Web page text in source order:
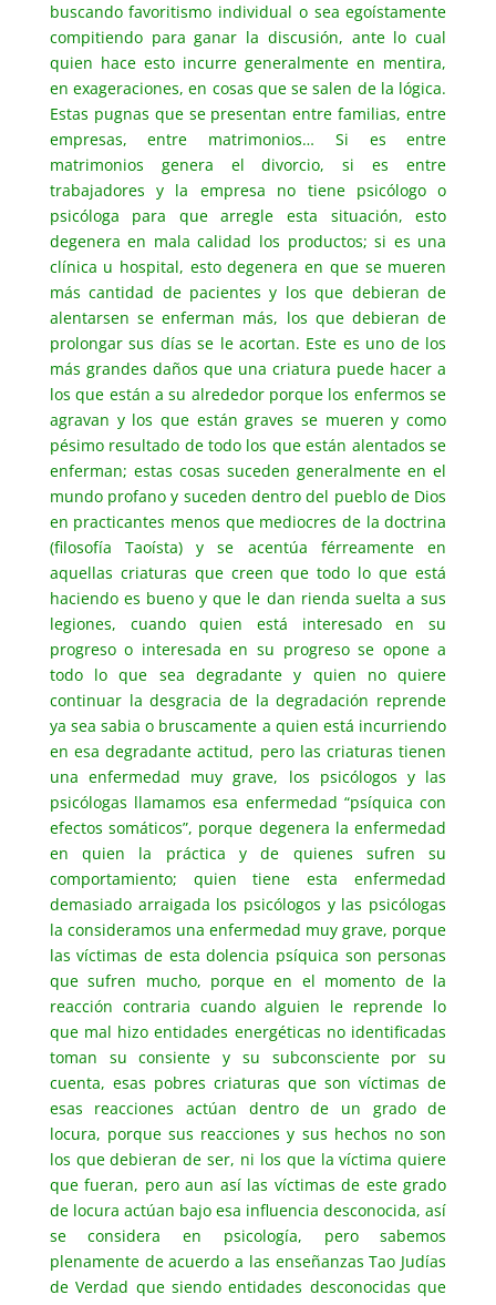
buscando favoritismo individual o sea egoístamente
compitiendo para ganar la discusión, ante lo cual
quien hace esto incurre generalmente en mentira,
en exageraciones, en cosas que se salen de la lógica.
Estas pugnas que se presentan entre familias, entre
empresas, entre matrimonios… Si es entre
matrimonios genera el divorcio, si es entre
trabajadores y la empresa no tiene psicólogo o
psicóloga para que arregle esta situación, esto
degenera en mala calidad los productos; si es una
clínica u hospital, esto degenera en que se mueren
más cantidad de pacientes y los que debieran de
alentarsen se enferman más, los que debieran de
prolongar sus días se le acortan. Este es uno de los
más grandes daños que una criatura puede hacer a
los que están a su alrededor porque los enfermos se
agravan y los que están graves se mueren y como
pésimo resultado de todo los que están alentados se
enferman; estas cosas suceden generalmente en el
mundo profano y suceden dentro del pueblo de Dios
en practicantes menos que mediocres de la doctrina
(filosofía Taoísta) y se acentúa férreamente en
aquellas criaturas que creen que todo lo que está
haciendo es bueno y que le dan rienda suelta a sus
legiones, cuando quien está interesado en su
progreso o interesada en su progreso se opone a
todo lo que sea degradante y quien no quiere
continuar la desgracia de la degradación reprende
ya sea sabia o bruscamente a quien está incurriendo
en esa degradante actitud, pero las criaturas tienen
una enfermedad muy grave, los psicólogos y las
psicólogas llamamos esa enfermedad “psíquica con
efectos somáticos”, porque degenera la enfermedad
en quien la práctica y de quienes sufren su
comportamiento; quien tiene esta enfermedad
demasiado arraigada los psicólogos y las psicólogas
la consideramos una enfermedad muy grave, porque
las víctimas de esta dolencia psíquica son personas
que sufren mucho, porque en el momento de la
reacción contraria cuando alguien le reprende lo
que mal hizo entidades energéticas no identificadas
toman su consiente y su subconsciente por su
cuenta, esas pobres criaturas que son víctimas de
esas reacciones actúan dentro de un grado de
locura, porque sus reacciones y sus hechos no son
los que debieran de ser, ni los que la víctima quiere
que fueran, pero aun así las víctimas de este grado
de locura actúan bajo esa influencia desconocida, así
se considera en psicología, pero sabemos
plenamente de acuerdo a las enseñanzas Tao Judías
de Verdad que siendo entidades desconocidas que